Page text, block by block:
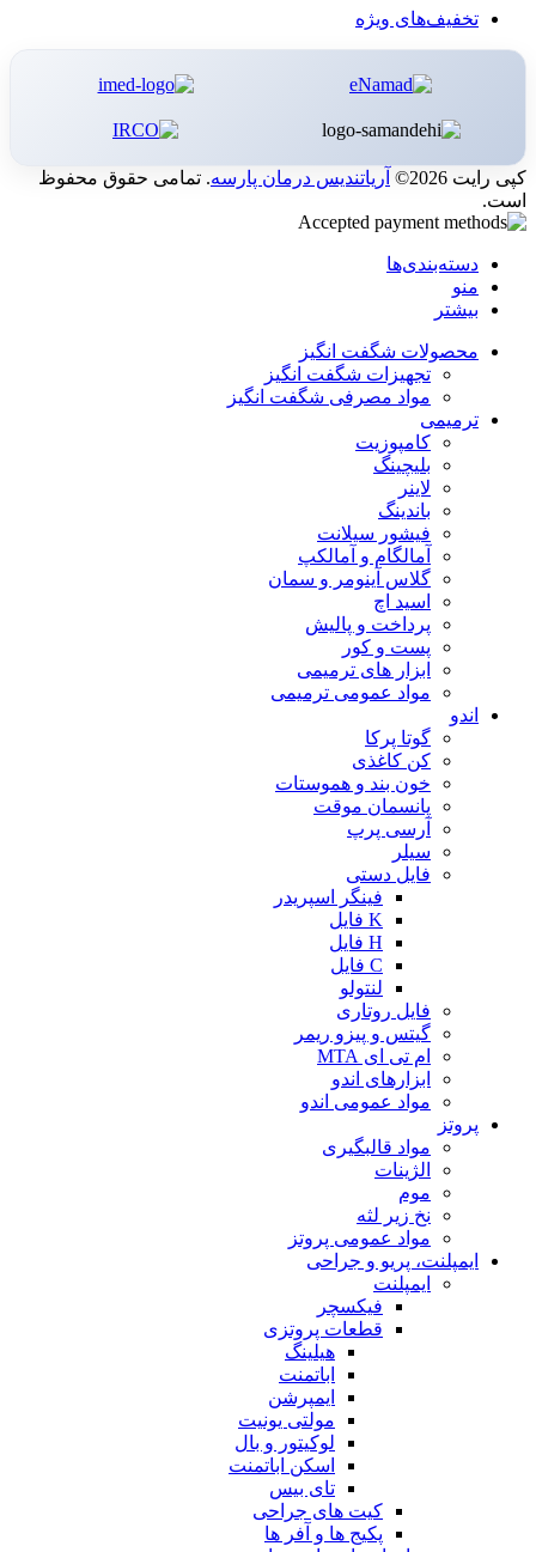
تخفیف‌های ویژه
کپی رایت 2026© آریاتندیس درمان پارسه. تمامی حقوق محفوظ
است.
دسته‌بندی‌ها
منو
بیشتر
محصولات شگفت انگیز
تجهیزات شگفت انگیز
مواد مصرفی شگفت انگیز
ترمیمی
کامپوزیت
بلیچینگ
لاینر
باندینگ
فیشور سیلانت
آمالگام و آمالکپ
گلاس آینومر و سمان
اسید اچ
پرداخت و پالیش
پست و کور
ابزار های ترمیمی
مواد عمومی ترمیمی
اندو
گوتا پرکا
کن کاغذی
خون بند و هموستات
پانسمان موقت
آرسی پرپ
سیلر
فایل دستی
فینگر اسپریدر
K فایل
H فایل
C فایل
لنتولو
فایل روتاری
گیتس و پیزو ریمر
ام تی ای MTA
ابزارهای اندو
مواد عمومی اندو
پروتز
مواد قالبگیری
الژینات
موم
نخ زیر لثه
مواد عمومی پروتز
ایمپلنت، پریو و جراحی
ایمپلنت
فیکسچر
قطعات پروتزی
هیلینگ
اباتمنت
ایمپرشن
مولتی یونیت
لوکیتور و بال
اسکن اباتمنت
تای بیس
کیت های جراحی
پکیج ها و آفر ها